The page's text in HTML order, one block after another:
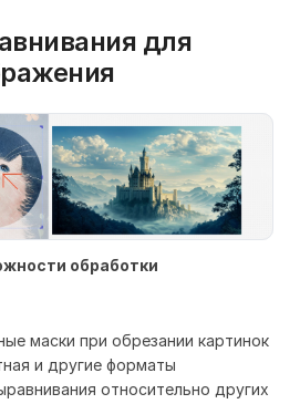
для
обработки
маски при обрезании картинок
и другие форматы
относительно других